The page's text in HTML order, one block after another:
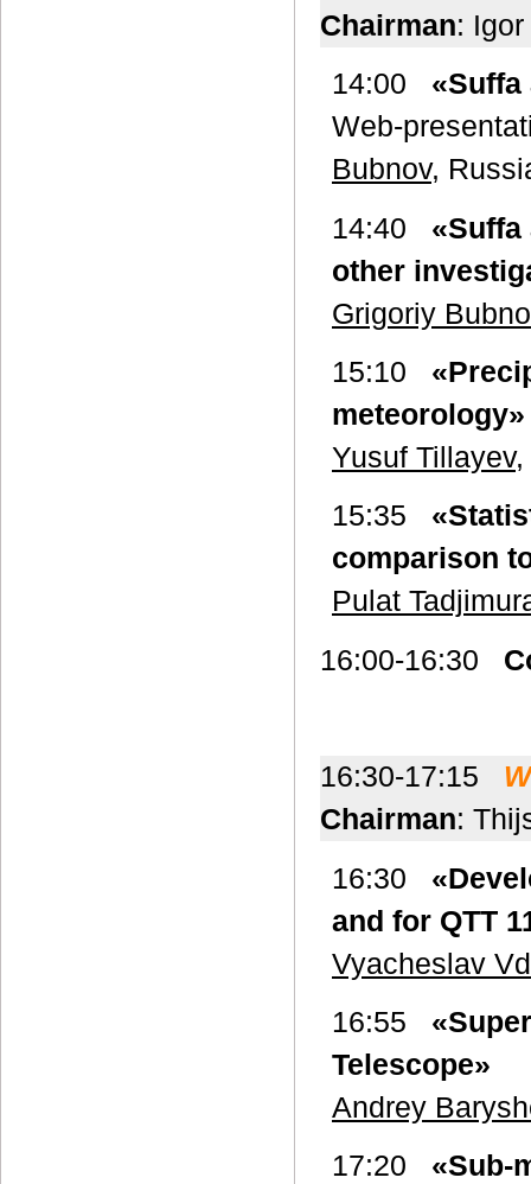
Chairman:
14:00
Web-
Bubnov,
14:40
other
Grigoriy
15:10
meteorology»
Yusuf Tillayev,
15:35
comparison
Pulat
16:00-16:30
16:30-17:15
Chairman:
16:30
and for QTT
Vyacheslav
16:55
Telescope»
Andrey
17:20 «Sub-